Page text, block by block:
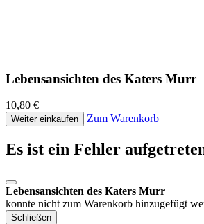
Lebensansichten des Katers Murr
10,80 €
Weiter einkaufen Zum Warenkorb
Es ist ein Fehler
Lebensansichten des Katers Murr
konnte nicht zum Warenkorb hinzugefügt
Schließen